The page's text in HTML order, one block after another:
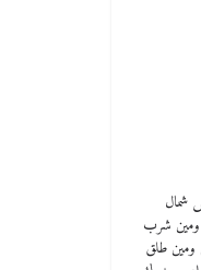
شمال
ومين شرب
طلق